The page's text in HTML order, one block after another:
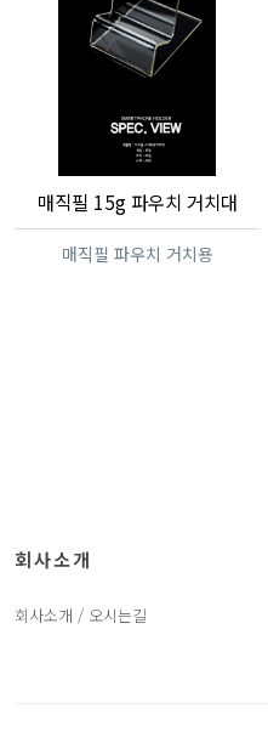
매직필 15g 파우치 거치대
매직필 파우치 거치용
회사소개
회사소개 / 오시는길